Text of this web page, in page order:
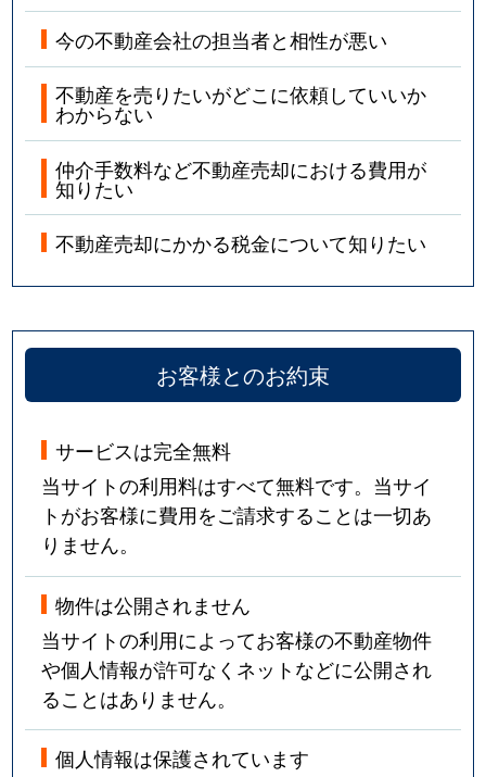
今の不動産会社の担当者と相性が悪い
不動産を売りたいがどこに依頼していいか
わからない
仲介手数料など不動産売却における費用が
知りたい
不動産売却にかかる税金について知りたい
お客様とのお約束
サービスは完全無料
当サイトの利用料はすべて無料です。当サイ
トがお客様に費用をご請求することは一切あ
りません。
物件は公開されません
当サイトの利用によってお客様の不動産物件
や個人情報が許可なくネットなどに公開され
ることはありません。
個人情報は保護されています